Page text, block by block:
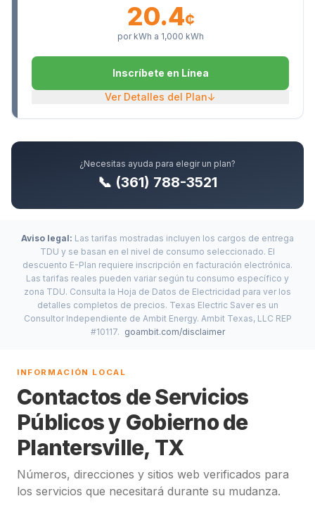
20.4¢
por kWh a 1,000 kWh
Inscríbete en Línea
Ver Detalles del Plan↓
¿Necesitas ayuda para elegir un plan?
📞 (361) 788-3521
Aviso legal: Las tarifas mostradas incluyen los cargos de entrega
TDU y se basan en el nivel de consumo seleccionado. El
descuento E-Plan requiere inscripción en facturación electrónica.
Las tarifas reales pueden variar según tu consumo específico y
zona TDU. Consulta la Hoja de Datos de Electricidad para ver los
detalles completos de precios. Texas Electric Saver es un
Consultor Independiente de Ambit Energy. Ambit Texas, LLC REP
#10117. goambit.com/disclaimer
INFORMACIÓN LOCAL
Contactos de Servicios
Públicos y Gobierno de
Plantersville, TX
Números, direcciones y sitios web verificados para
los servicios que necesitará durante su mudanza.